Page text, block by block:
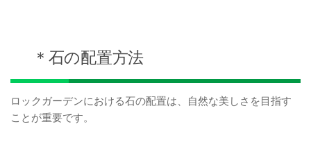
＊石の配置方法
ロックガーデンにおける石の配置は、自然な美しさを目指す
ことが重要です。